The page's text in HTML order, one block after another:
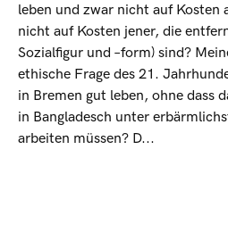
leben und zwar nicht auf Kosten
nicht auf Kosten jener, die
Sozialfigur und –form) sind?
ethische Frage des 21.
in Bremen gut leben, ohne dass
in Bangladesch unter
arbeiten müssen? D...